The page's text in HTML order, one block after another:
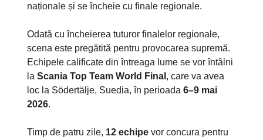
naționale și se încheie cu finale regionale.
Odată cu încheierea tuturor finalelor regionale,
scena este pregătită pentru provocarea supremă.
Echipele calificate din întreaga lume se vor întâlni
la Scania Top Team World Final , care va avea
loc la Södertälje, Suedia, în perioada 6–9 mai
2026.
Timp de patru zile, 12 echipe vor concura pentru